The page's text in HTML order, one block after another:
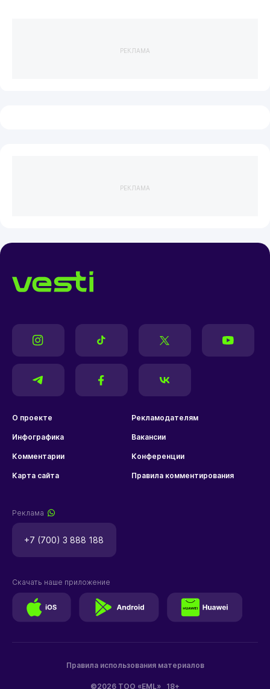
РЕКЛАМА
РЕКЛАМА
О проекте Рекламодателям
Инфографика Вакансии
Комментарии Конференции
Карта сайта Правила комментирования
Реклама
+7 (700) 3 888 188
©2026 ТОО «EML» 18+
Правила использования материалов
Скачать наше приложение